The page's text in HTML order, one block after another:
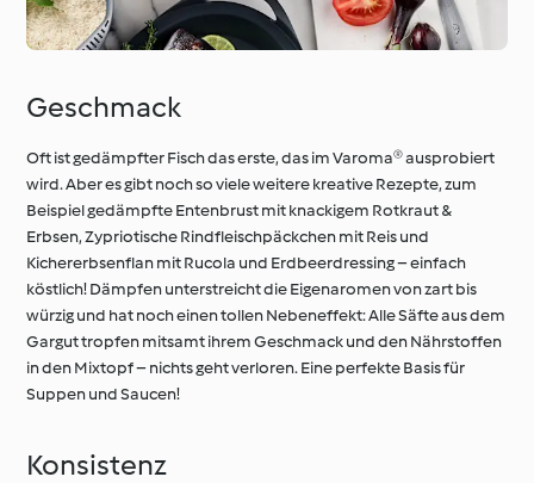
Geschmack
Oft ist gedämpfter Fisch das erste, das im Varoma® ausprobiert
wird. Aber es gibt noch so viele weitere kreative Rezepte, zum
Beispiel gedämpfte Entenbrust mit knackigem Rotkraut &
Erbsen, Zypriotische Rindfleischpäckchen mit Reis und
Kichererbsenflan mit Rucola und Erdbeerdressing – einfach
köstlich! Dämpfen unterstreicht die Eigenaromen von zart bis
würzig und hat noch einen tollen Nebeneffekt: Alle Säfte aus dem
Gargut tropfen mitsamt ihrem Geschmack und den Nährstoffen
in den Mixtopf – nichts geht verloren. Eine perfekte Basis für
Suppen und Saucen!
Konsistenz